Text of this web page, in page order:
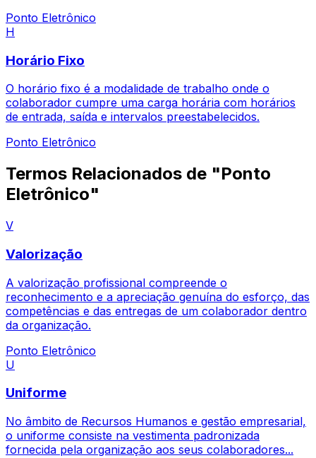
Ponto Eletrônico
H
Horário Fixo
O horário fixo é a modalidade de trabalho onde o
colaborador cumpre uma carga horária com horários
de entrada, saída e intervalos preestabelecidos.
Ponto Eletrônico
Termos Relacionados de "Ponto
Eletrônico"
V
Valorização
A valorização profissional compreende o
reconhecimento e a apreciação genuína do esforço, das
competências e das entregas de um colaborador dentro
da organização.
Ponto Eletrônico
U
Uniforme
No âmbito de Recursos Humanos e gestão empresarial,
o uniforme consiste na vestimenta padronizada
fornecida pela organização aos seus colaboradores...